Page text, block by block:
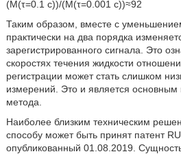
(M(τ=0.1 с))/(M(τ=0.001 с))≈92
Таким образом, вместе с
практически на два порядка
зарегистрированного сигнала. Это
скоростях течения жидкости
регистрации может стать слишком
измерений. Это и является основным
метода.
Наиболее близким техническим
способу может быть принят патент
опубликованный 01.08.2019.